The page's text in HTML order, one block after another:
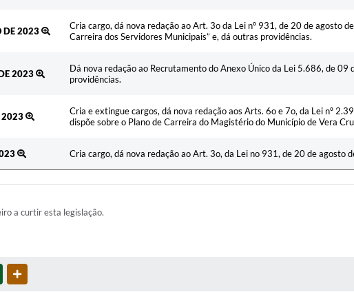
DE 2023
Cria cargo, dá nova redação ao Art. 3o da Lei nº 931, de 20 de agosto
Carreira dos Servidores Municipais” e, dá outras providências.
2023
Dá nova redação ao Recrutamento do Anexo Único da Lei 5.686, de 09
providências.
2023
Cria e extingue cargos, dá nova redação aos Arts. 6o e 7o, da Lei nº
dispõe sobre o Plano de Carreira do Magistério do Município de Vera
Cria cargo, dá nova redação ao Art. 3o, da Lei no 931, de 20 de agosto
a curtir esta legislação.
WHATSAPP